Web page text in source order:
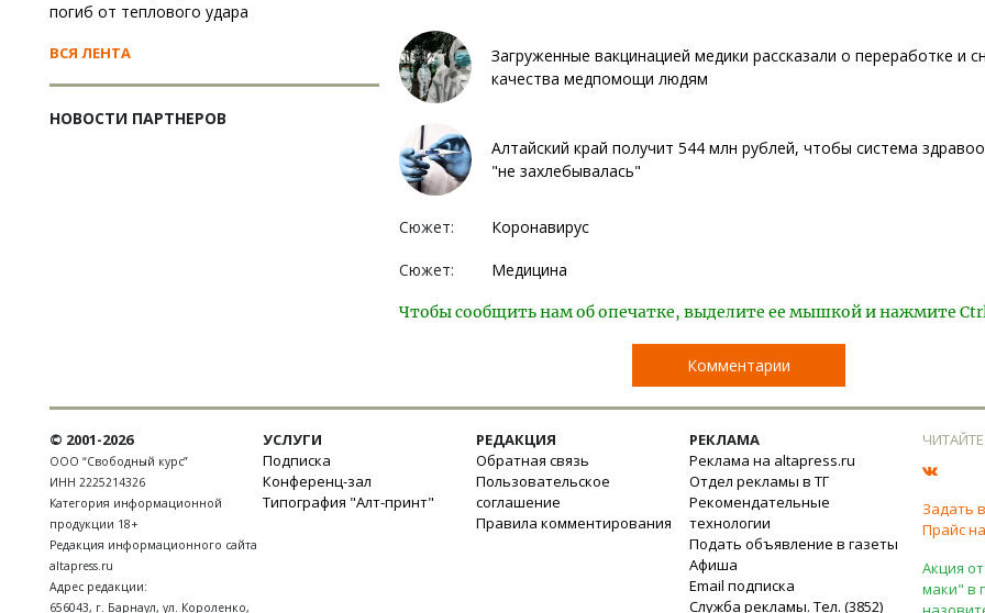
погиб от теплового удара
ВСЯ ЛЕНТА
НОВОСТИ ПАРТНЕРОВ
Загруженные вакцинацией медики рассказали о переработке и
качества медпомощи людям
Алтайский край получит 544 млн рублей, чтобы система
"не захлебывалась"
Сюжет: Коронавирус
Сюжет: Медицина
Чтобы сообщить нам об опечатке, выделите ее мышкой и нажмите
Комментарии
© 2001-2026
ООО “Свободный курс”
ИНН 2225214326
Категория информационной
продукции 18+
Редакция информационного сайта
altapress.ru
Адрес редакции:
656043, г. Барнаул, ул. Короленко,
УСЛУГИ
Подписка
Конференц-зал
Типография "Алт-принт"
РЕДАКЦИЯ
Обратная связь
Пользовательское
соглашение
Правила комментирования
РЕКЛАМА
Реклама на altapress.ru
Отдел рекламы в ТГ
Рекомендательные
технологии
Подать объявление в газеты
Афиша
Email подписка
Служба рекламы. Тел. (3852)
Задать
Прайс
Акция
маки" в